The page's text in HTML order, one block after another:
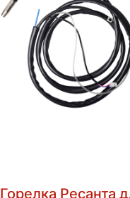
Горелка Ресанта